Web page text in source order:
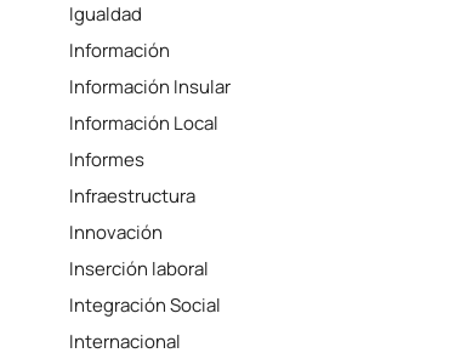
Igualdad
Información
Información Insular
Información Local
Informes
Infraestructura
Innovación
Inserción laboral
Integración Social
Internacional